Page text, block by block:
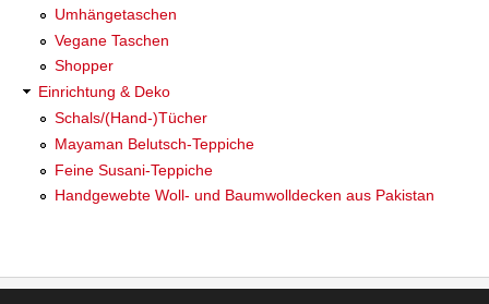
Umhängetaschen
Vegane Taschen
Shopper
Einrichtung & Deko
Schals/(Hand-)Tücher
Mayaman Belutsch-Teppiche
Feine Susani-Teppiche
Handgewebte Woll- und Baumwolldecken aus Pakistan